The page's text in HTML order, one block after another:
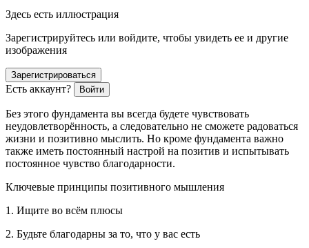
Здесь есть иллюстрация
Зарегистрируйтесь или войдите, чтобы увидеть ее и другие
изображения
Зарегистрироваться
Есть аккаунт? Войти
Без этого фундамента вы всегда будете чувствовать
неудовлетворённость, а следовательно не сможете радоваться
жизни и позитивно мыслить. Но кроме фундамента важно
также иметь постоянный настрой на позитив и испытывать
постоянное чувство благодарности.
Ключевые принципы позитивного мышления
1. Ищите во всём плюсы
2. Будьте благодарны за то, что у вас есть